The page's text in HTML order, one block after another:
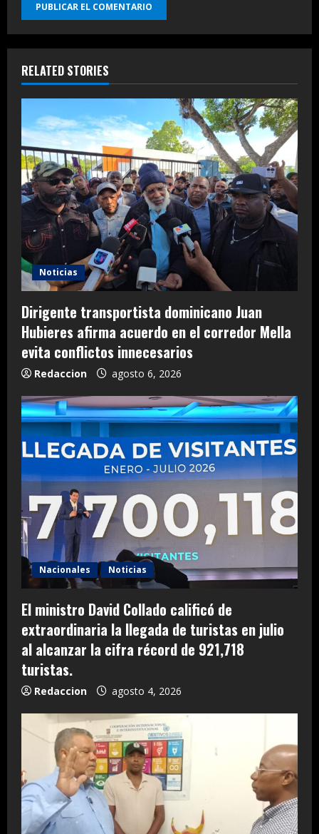
RELATED STORIES
Noticias
Dirigente transportista dominicano Juan
Hubieres afirma acuerdo en el corredor Mella
evita conflictos innecesarios
Redaccion agosto 6, 2026
Nacionales Noticias
El ministro David Collado calificó de
extraordinaria la llegada de turistas en julio
al alcanzar la cifra récord de 921,718
turistas.
Redaccion agosto 4, 2026